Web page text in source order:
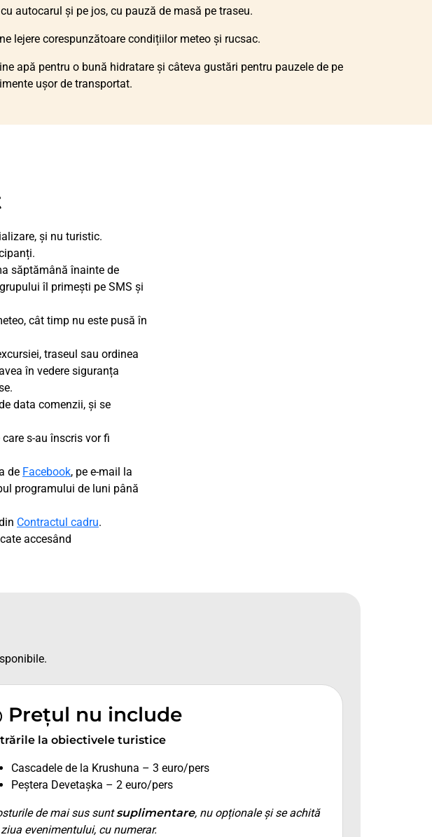
autocarul și pe jos, cu pauză de masă pe traseu.
lejere corespunzătoare condițiilor meteo și rucsac.
apă pentru o bună hidratare și câteva gustări pentru pauzele de pe
ușor de transportat.
și nu turistic.
săptămână înainte de
îl primești pe SMS și
cât timp nu este pusă în
traseul sau ordinea
în vedere siguranța
data comenzii, și se
s-au înscris vor fi
de Facebook, pe e-mail la
programului de luni până
Contractul cadru.
accesând
Prețul nu include
la obiectivele turistice
Cascadele de la Krushuna – 3 euro/pers
Peștera Devetașka – 2 euro/pers
de mai sus suntsuplimentare, nu opționale și se achită
evenimentului, cu numerar.